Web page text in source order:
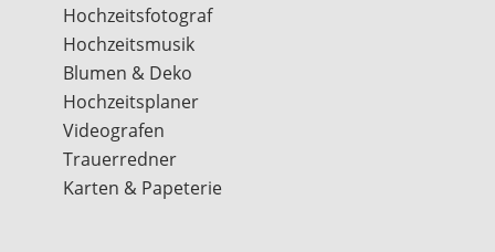
Hochzeitsfotograf
Hochzeitsmusik
Blumen & Deko
Hochzeitsplaner
Videografen
Trauerredner
Karten & Papeterie